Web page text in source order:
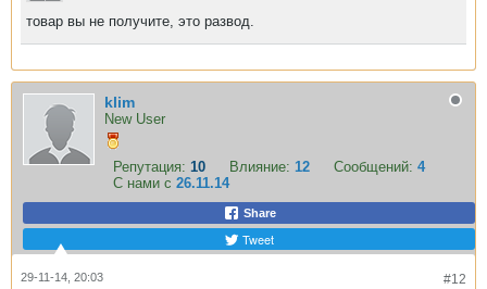
товар вы не получите, это развод.
klim
New User
Репутация: 10 Влияние: 12 Сообщений: 4
С нами с 26.11.14
Share
Tweet
#12
29-11-14, 20:03